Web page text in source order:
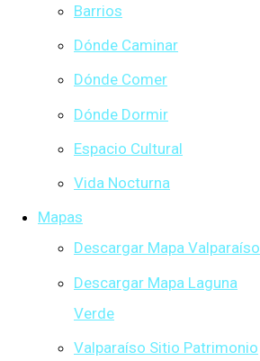
Barrios
Dónde Caminar
Dónde Comer
Dónde Dormir
Espacio Cultural
Vida Nocturna
Mapas
Descargar Mapa Valparaíso
Descargar Mapa Laguna
Verde
Valparaíso Sitio Patrimonio